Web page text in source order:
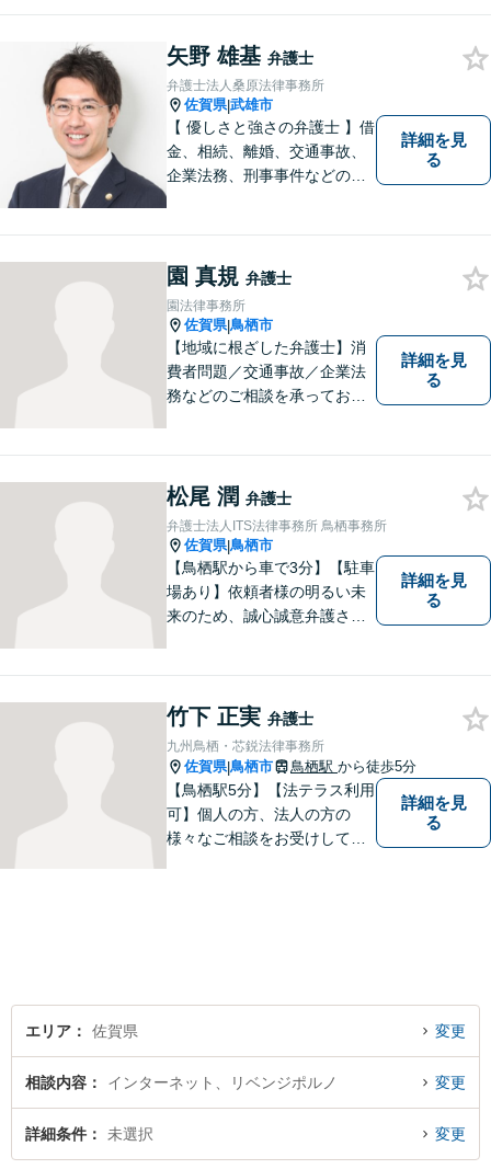
矢野 雄基 弁護士
弁護士法人桑原法律事務所
佐賀県|武雄市
【 優しさと強さの弁護士 】借
金、相続、離婚、交通事故、
企業法務、刑事事件などのご
なリーガルサービスを提供い
たします。
詳細を見
る
園 真規 弁護士
園法律事務所
佐賀県|鳥栖市
【地域に根ざした弁護士】消
費者問題／交通事故／企業法
務などのご相談を承っており
けしております。まずはお気
軽にお問い合わせください。
詳細を見
る
松尾 潤 弁護士
弁護士法人ITS法律事務所 鳥栖事務所
佐賀県|鳥栖市
【鳥栖駅から車で3分】【駐車
場あり】依頼者様の明るい未
来のため、誠心誠意弁護させ
相続など、幅広い困りごとに
対応可能！【完全個室で対
応】
詳細を見
る
竹下 正実 弁護士
九州鳥栖・芯鋭法律事務所
佐賀県|鳥栖市 鳥栖駅 から徒歩5分
【鳥栖駅5分】【法テラス利用
可】個人の方、法人の方の
様々なご相談をお受けしてお
可】
詳細を見
る
エリア 佐賀県 変更
相談内容 インターネット、リベンジポルノ 変更
詳細条件 未選択 変更